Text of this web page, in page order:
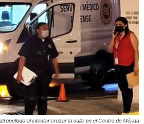
al intentar cruzar la calle en el Centro de Mérida